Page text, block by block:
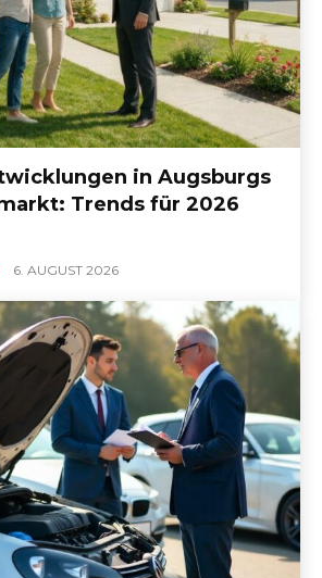
in Augsburgs
Trends für 2026
6. AUGUST 2026